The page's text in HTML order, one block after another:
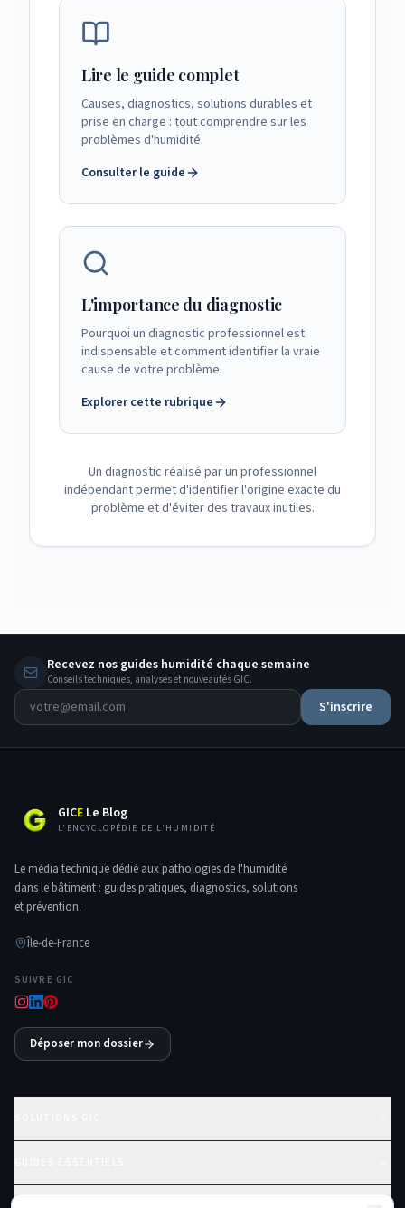
Lire le guide complet
Causes, diagnostics, solutions durables et
prise en charge : tout comprendre sur les
problèmes d'humidité.
Consulter le guide
L'importance du diagnostic
Pourquoi un diagnostic professionnel est
indispensable et comment identifier la vraie
cause de votre problème.
Explorer cette rubrique
Un diagnostic réalisé par un professionnel
indépendant permet d'identifier l'origine exacte du
problème et d'éviter des travaux inutiles.
Recevez nos guides humidité chaque semaine
Conseils techniques, analyses et nouveautés GIC.
S'inscrire
GICE Le Blog
L'ENCYCLOPÉDIE DE L'HUMIDITÉ
Le média technique dédié aux pathologies de l'humidité
dans le bâtiment : guides pratiques, diagnostics, solutions
et prévention.
Île-de-France
SUIVRE GIC
Déposer mon dossier